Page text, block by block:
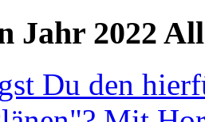
Jahr 2022
Du den